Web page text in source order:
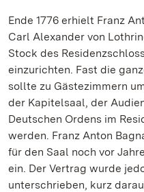
Ende 1776 erhielt Franz
Carl Alexander von
Stock des
einzurichten. Fast die
sollte zu Gästezimmern
der Kapitelsaal, der
Deutschen Ordens im
werden. Franz Anton
für den Saal noch vor
ein. Der Vertrag wurde
unterschrieben, kurz